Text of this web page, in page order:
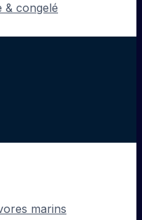
& congelé
marins